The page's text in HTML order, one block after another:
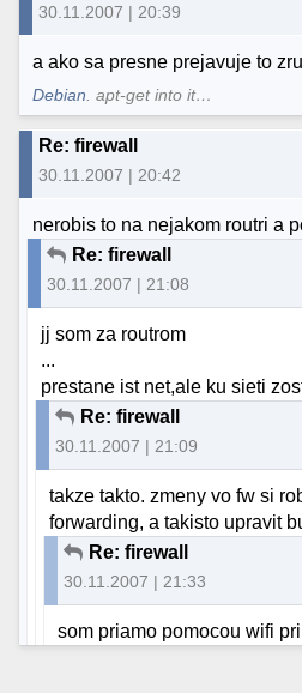
30.11.2007 | 20:39
a ako sa presne prejavuje to
Debian . apt-get into it…
Re: firewall
30.11.2007 | 20:42
nerobis to na nejakom routri a
Re: firewall
30.11.2007 | 21:08
jj som za routrom
...
prestane ist net,ale ku sieti
Re: firewall
30.11.2007 | 21:09
takze takto. zmeny vo fw si
forwarding, a takisto upravit
Re: firewall
30.11.2007 | 21:33
som priamo pomocou wifi